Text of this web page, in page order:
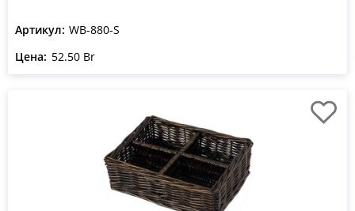
Артикул: WB-880-S
Цена: 52.50 Br